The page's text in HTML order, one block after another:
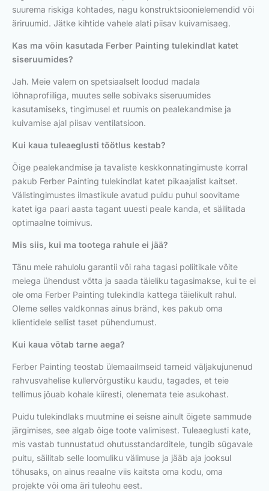
suurema riskiga kohtades, nagu konstruktsioonielemendid või
äriruumid. Jätke kihtide vahele alati piisav kuivamisaeg.
Kas ma võin kasutada Ferber Painting tulekindlat katet
siseruumides?
Jah. Meie valem on spetsiaalselt loodud madala
lõhnaprofiiliga, muutes selle sobivaks siseruumides
kasutamiseks, tingimusel et ruumis on pealekandmise ja
kuivamise ajal piisav ventilatsioon.
Kui kaua tuleaeglusti töötlus kestab?
Õige pealekandmise ja tavaliste keskkonnatingimuste korral
pakub Ferber Painting tulekindlat katet pikaajalist kaitset.
Välistingimustes ilmastikule avatud puidu puhul soovitame
katet iga paari aasta tagant uuesti peale kanda, et säilitada
optimaalne toimivus.
Mis siis, kui ma tootega rahule ei jää?
Tänu meie rahulolu garantii või raha tagasi poliitikale võite
meiega ühendust võtta ja saada täieliku tagasimakse, kui te ei
ole oma Ferber Painting tulekindla kattega täielikult rahul.
Oleme selles valdkonnas ainus bränd, kes pakub oma
klientidele sellist taset pühendumust.
Kui kaua võtab tarne aega?
Ferber Painting teostab ülemaailmseid tarneid väljakujunenud
rahvusvahelise kullervõrgustiku kaudu, tagades, et teie
tellimus jõuab kohale kiiresti, olenemata teie asukohast.
Puidu tulekindlaks muutmine ei seisne ainult õigete sammude
järgimises, see algab õige toote valimisest. Tuleaeglusti kate,
mis vastab tunnustatud ohutusstandarditele, tungib sügavale
puitu, säilitab selle loomuliku välimuse ja jääb aja jooksul
tõhusaks, on ainus reaalne viis kaitsta oma kodu, oma
projekte või oma äri tuleohu eest.